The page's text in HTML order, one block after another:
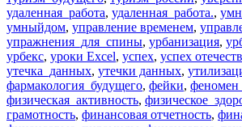
удаленная_работа, удаленная_работа.,
умныйдом, управление временем,
упражнения_для_спины, урбанизация,
урбекс, уроки Excel, успех, успех
утечка_данных, утечки данных,
фармакология_будущего, фейки,
физическая_активность,
грамотность, финансовая отчетность,